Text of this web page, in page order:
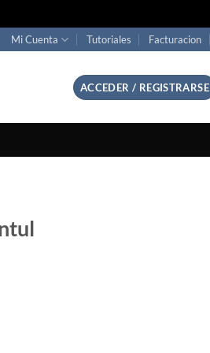
Mi Cuenta Tutoriales Facturacion
ACCEDER / REGISTRARSE